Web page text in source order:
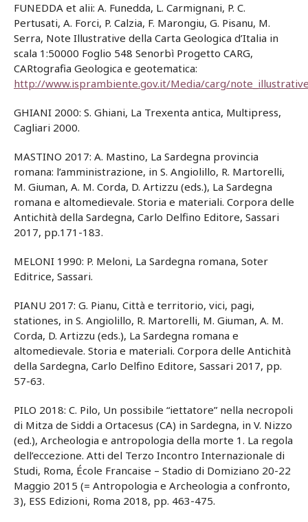
FUNEDDA et alii: A. Funedda, L. Carmignani, P. C.
Pertusati, A. Forci, P. Calzia, F. Marongiu, G. Pisanu, M.
Serra, Note Illustrative della Carta Geologica d’Italia in
scala 1:50000 Foglio 548 Senorbì Progetto CARG,
CARtografia Geologica e geotematica:
http://www.isprambiente.gov.it/Media/carg/
GHIANI 2000: S. Ghiani, La Trexenta antica, Multipress,
Cagliari 2000.
MASTINO 2017: A. Mastino, La Sardegna provincia
romana: l’amministrazione, in S. Angiolillo, R. Martorelli,
M. Giuman, A. M. Corda, D. Artizzu (eds.), La Sardegna
romana e altomedievale. Storia e materiali. Corpora delle
Antichità della Sardegna, Carlo Delfino Editore, Sassari
2017, pp.171-183.
MELONI 1990: P. Meloni, La Sardegna romana, Soter
Editrice, Sassari.
PIANU 2017: G. Pianu, Città e territorio, vici, pagi,
stationes, in S. Angiolillo, R. Martorelli, M. Giuman, A. M.
Corda, D. Artizzu (eds.), La Sardegna romana e
altomedievale. Storia e materiali. Corpora delle Antichità
della Sardegna, Carlo Delfino Editore, Sassari 2017, pp.
57-63.
PILO 2018: C. Pilo, Un possibile “iettatore” nella necropoli
di Mitza de Siddi a Ortacesus (CA) in Sardegna, in V. Nizzo
(ed.), Archeologia e antropologia della morte 1. La regola
dell’eccezione. Atti del Terzo Incontro Internazionale di
Studi, Roma, École Francaise – Stadio di Domiziano 20-22
Maggio 2015 (= Antropologia e Archeologia a confronto,
3), ESS Edizioni, Roma 2018, pp. 463-475.